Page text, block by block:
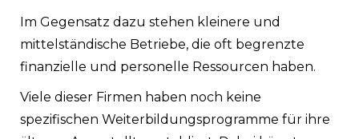
Im Gegensatz dazu stehen kleinere und
mittelständische Betriebe, die oft begrenzte
finanzielle und personelle Ressourcen haben.
Viele dieser Firmen haben noch keine
spezifischen Weiterbildungsprogramme für ihre